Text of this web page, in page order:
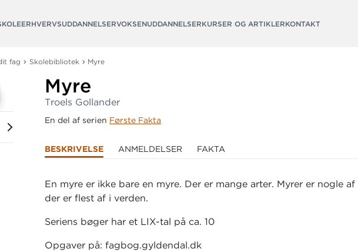
ERHVERVSUDDANNELSERVOKSENUDDANNELSERKURSER OG ARTIKLERKONTAKT
fag Skolebibliotek Myre
Myre
Troels Gollander
En del af serien Første Fakta
BESKRIVELSE ANMELDELSER FAKTA
En myre er ikke bare en myre. Der er mange arter. Myrer er nogle
der er flest af i verden.
Seriens bøger har et LIX-tal på ca. 10
Opgaver på: fagbog.gyldendal.dk